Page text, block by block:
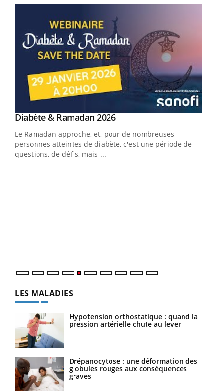
Youtube
Diabète & Ramadan 2026Youtube
Le Ramadan approche, et, pour de nombreuses
personnes atteintes de diabète, c'est une période de
questions, de défis, mais ...
LES MALADIES
Hypotension orthostatique : quand la
pression artérielle chute au lever
Drépanocytose : une déformation des
globules rouges aux conséquences
graves